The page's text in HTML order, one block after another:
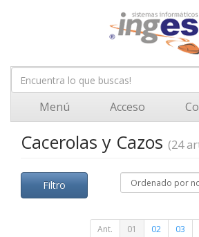
Menú Acceso
Cacerolas y Cazos (24
Filtro
Ant. 01 02 03